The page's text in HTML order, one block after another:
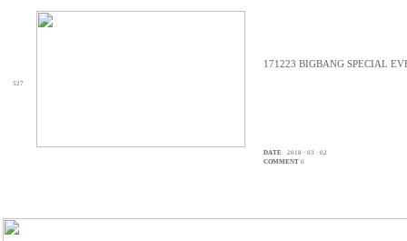
527
171223 BIGBANG SPECIAL
DATE
2018 · 03 · 02
COMMENT 0